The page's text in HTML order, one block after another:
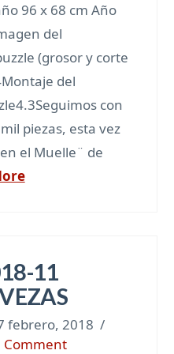
96 x 68 cm Año
del
(grosor y corte
del
con
piezas, esta vez
el Muelle¨ de
11
febrero, 2018
Comment